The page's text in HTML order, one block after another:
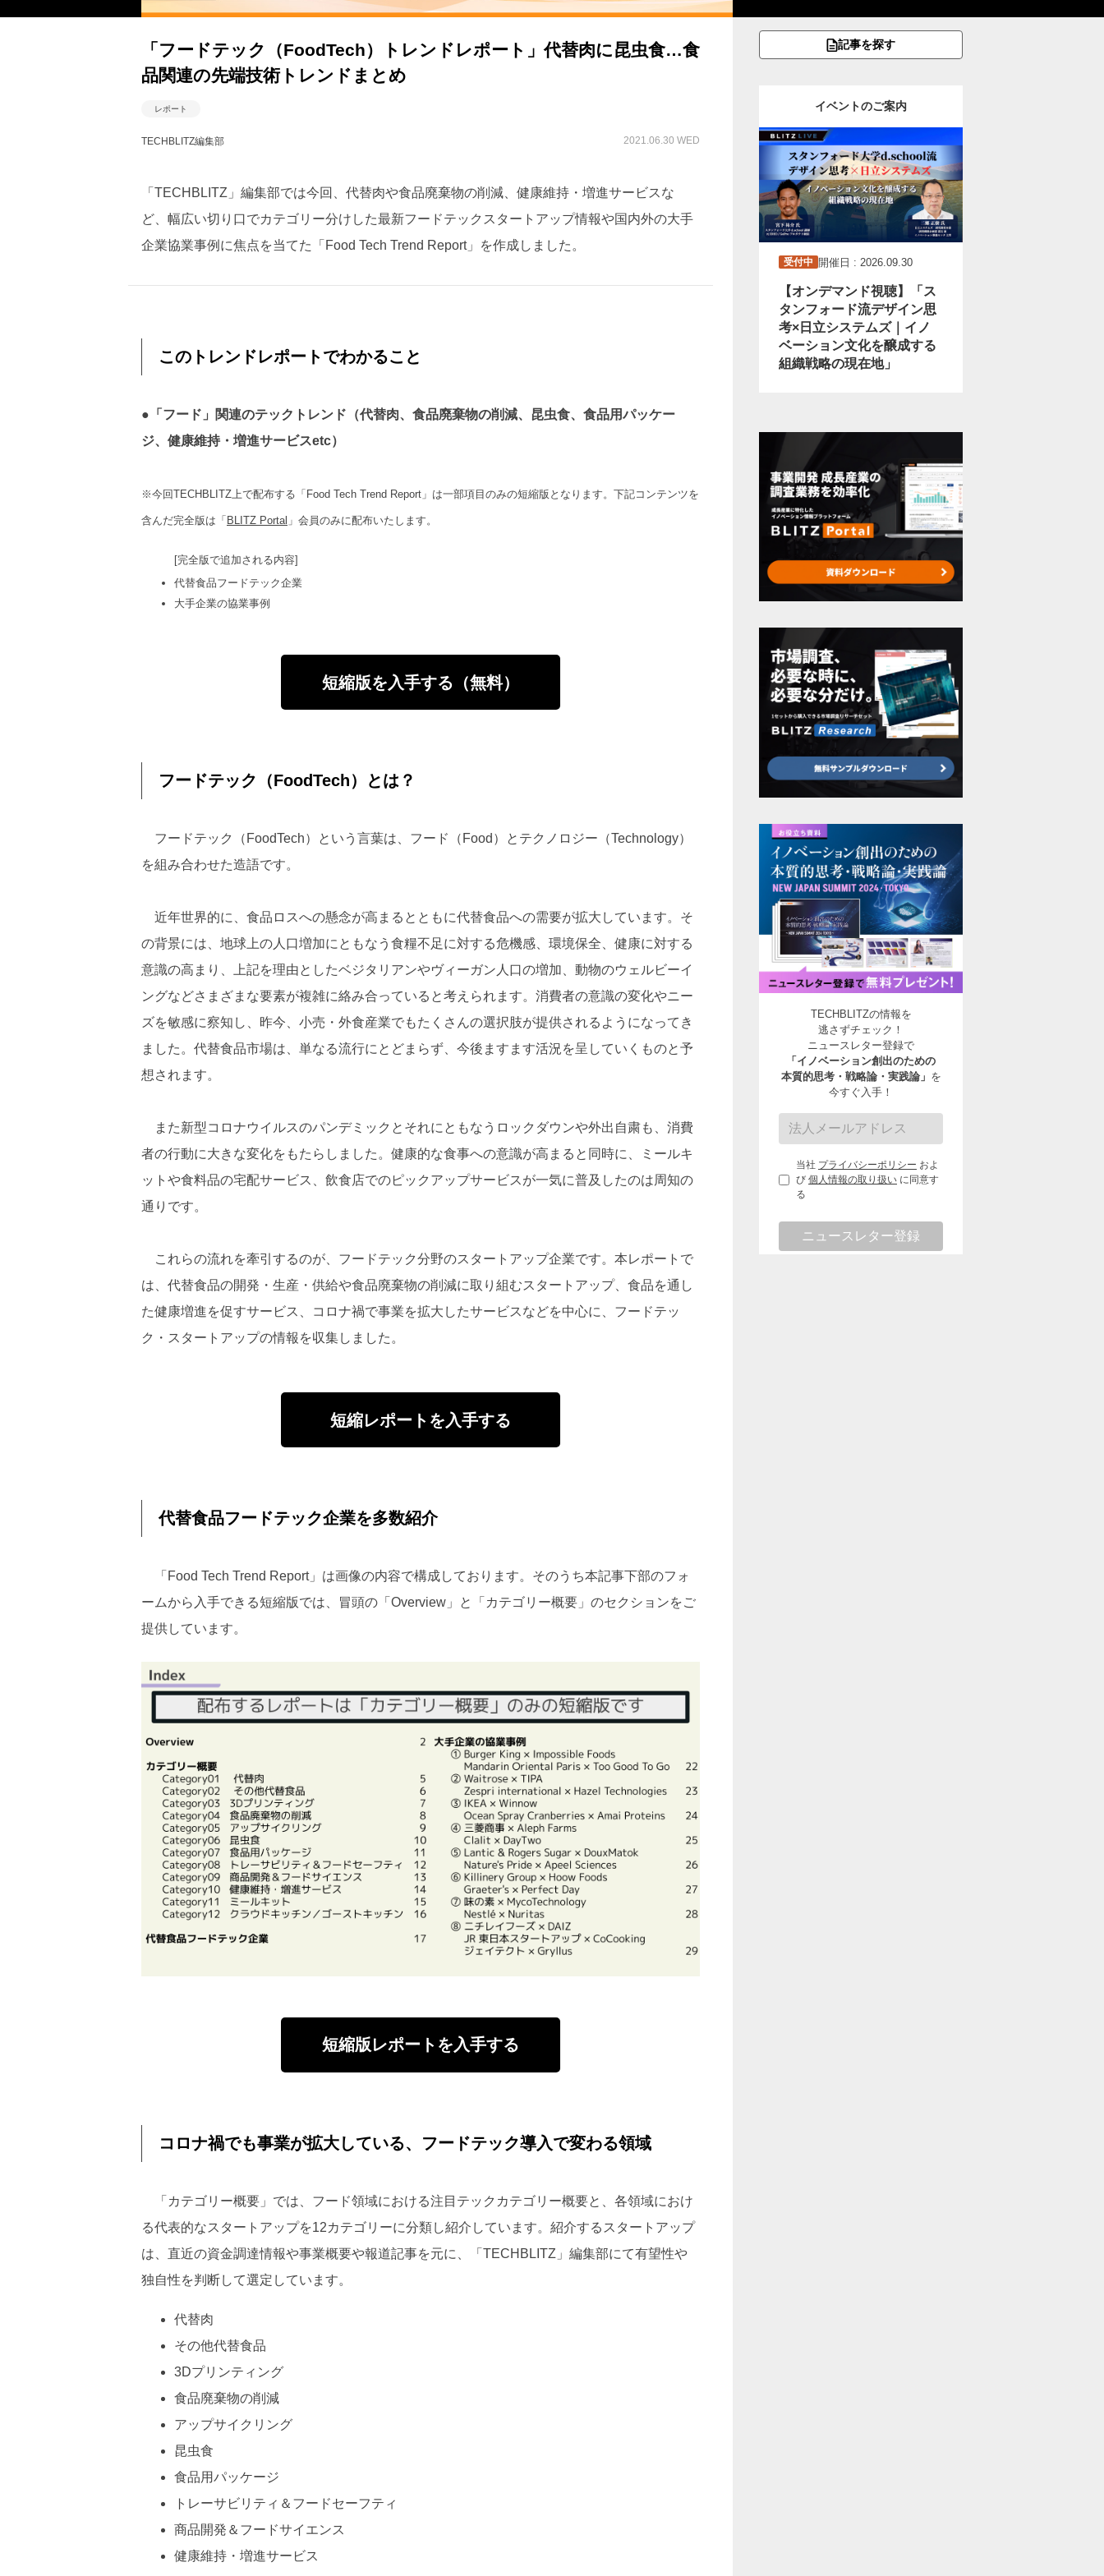
「フードテック（FoodTech）トレンドレポート」代替肉に昆虫食…食
品関連の先端技術トレンドまとめ
レポート
TECHBLITZ編集部 2021.06.30 WED
「TECHBLITZ」編集部では今回、代替肉や食品廃棄物の削減、健康維持・増進サービスな
ど、幅広い切り口でカテゴリー分けした最新フードテックスタートアップ情報や国内外の大手
企業協業事例に焦点を当てた「Food Tech Trend Report」を作成しました。
このトレンドレポートでわかること
●「フード」関連のテックトレンド（代替肉、食品廃棄物の削減、昆虫食、食品用パッケー
ジ、健康維持・増進サービスetc）
※今回TECHBLITZ上で配布する「Food Tech Trend Report」は一部項目のみの短縮版となります。下記コンテンツを
含んだ完全版は「 BLITZ Portal 」会員のみに配布いたします。
[完全版で追加される内容]
代替食品フードテック企業
大手企業の協業事例
短縮版を入手する（無料）
フードテック（FoodTech）とは？
フードテック（FoodTech）という言葉は、フード（Food）とテクノロジー（Technology）
を組み合わせた造語です。
近年世界的に、食品ロスへの懸念が高まるとともに代替食品への需要が拡大しています。そ
の背景には、地球上の人口増加にともなう食糧不足に対する危機感、環境保全、健康に対する
意識の高まり、上記を理由としたベジタリアンやヴィーガン人口の増加、動物のウェルビーイ
ングなどさまざまな要素が複雑に絡み合っていると考えられます。消費者の意識の変化やニー
ズを敏感に察知し、昨今、小売・外食産業でもたくさんの選択肢が提供されるようになってき
ました。代替食品市場は、単なる流行にとどまらず、今後ますます活況を呈していくものと予
想されます。
また新型コロナウイルスのパンデミックとそれにともなうロックダウンや外出自粛も、消費
者の行動に大きな変化をもたらしました。健康的な食事への意識が高まると同時に、ミールキ
ットや食料品の宅配サービス、飲食店でのピックアップサービスが一気に普及したのは周知の
通りです。
これらの流れを牽引するのが、フードテック分野のスタートアップ企業です。本レポートで
は、代替食品の開発・生産・供給や食品廃棄物の削減に取り組むスタートアップ、食品を通し
た健康増進を促すサービス、コロナ禍で事業を拡大したサービスなどを中心に、フードテッ
ク・スタートアップの情報を収集しました。
短縮レポートを入手する
代替食品フードテック企業を多数紹介
「Food Tech Trend Report」は画像の内容で構成しております。そのうち本記事下部のフォ
ームから入手できる短縮版では、冒頭の「Overview」と「カテゴリー概要」のセクションをご
提供しています。
短縮版レポートを入手する
コロナ禍でも事業が拡大している、フードテック導入で変わる領域
「カテゴリー概要」では、フード領域における注目テックカテゴリー概要と、各領域におけ
る代表的なスタートアップを12カテゴリーに分類し紹介しています。紹介するスタートアップ
は、直近の資金調達情報や事業概要や報道記事を元に、「TECHBLITZ」編集部にて有望性や
独自性を判断して選定しています。
代替肉
その他代替食品
3Dプリンティング
食品廃棄物の削減
アップサイクリング
昆虫食
食品用パッケージ
トレーサビリティ＆フードセーフティ
商品開発＆フードサイエンス
健康維持・増進サービス
記事を探す
イベントのご案内
受付中 開催日 : 2026.09.30
【オンデマンド視聴】「ス
タンフォード流デザイン思
考×日立システムズ｜イノ
ベーション文化を醸成する
組織戦略の現在地」
TECHBLITZの情報を
逃さずチェック！
ニュースレター登録で
「イノベーション創出のための
本質的思考・戦略論・実践論」 を
今すぐ入手！
当社 プライバシーポリシー およ
び 個人情報の取り扱い に同意す
る